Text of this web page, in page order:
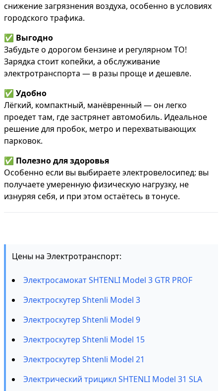
снижение загрязнения воздуха, особенно в условиях
городского трафика.
✅ Выгодно
Забудьте о дорогом бензине и регулярном ТО!
Зарядка стоит копейки, а обслуживание
электротранспорта — в разы проще и дешевле.
✅ Удобно
Лёгкий, компактный, манёвренный — он легко
проедет там, где застрянет автомобиль. Идеальное
решение для пробок, метро и перехватывающих
парковок.
✅ Полезно для здоровья
Особенно если вы выбираете электровелосипед: вы
получаете умеренную физическую нагрузку, не
изнуряя себя, и при этом остаётесь в тонусе.
Цены на Электротранспорт:
Электросамокат SHTENLI Model 3 GTR PROF
Электроскутер Shtenli Model 3
Электроскутер Shtenli Model 9
Электроскутер Shtenli Model 15
Электроскутер Shtenli Model 21
Электрический трицикл SHTENLI Model 31 SLA